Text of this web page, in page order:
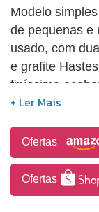
Modelo
de pequenas e
usado, com
e grafite
finíssimo
2 grafites de 2
Ofertas
Ofertas